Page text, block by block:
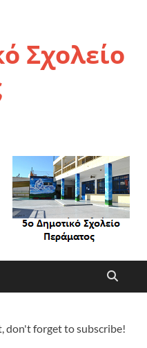
Σχολείο
don't forget to subscribe!